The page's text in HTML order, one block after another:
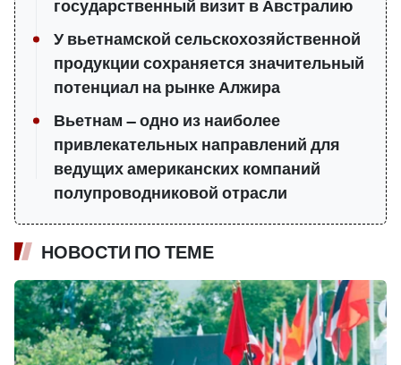
государственный визит в Австралию
У вьетнамской сельскохозяйственной
продукции сохраняется значительный
потенциал на рынке Алжира
Вьетнам — одно из наиболее
привлекательных направлений для
ведущих американских компаний
полупроводниковой отрасли
НОВОСТИ ПО ТЕМЕ